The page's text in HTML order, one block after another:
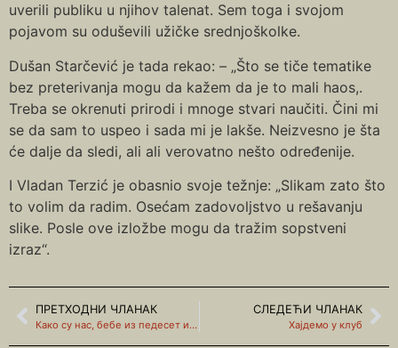
uverili publiku u njihov talenat. Sem toga i svojom
pojavom su oduševili užičke srednjoškolke.
Dušan Starčević je tada rekao: – „Što se tiče tematike
bez preterivanja mogu da kažem da je to mali haos,.
Treba se okrenuti prirodi i mnoge stvari naučiti. Čini mi
se da sam to uspeo i sada mi je lakše. Neizvesno je šta
će dalje da sledi, ali ali verovatno nešto određenije.
I Vladan Terzić je obasnio svoje težnje: „Slikam zato što
to volim da radim. Osećam zadovoljstvo u rešavanju
slike. Posle ove izložbe mogu da tražim sopstveni
izraz“.
ПРЕТХОДНИ ЧЛАНАК
Како су нас, бебе из педесет и неке, возили у шетње
СЛЕДЕЋИ ЧЛАНАК
Хајдемо у клуб